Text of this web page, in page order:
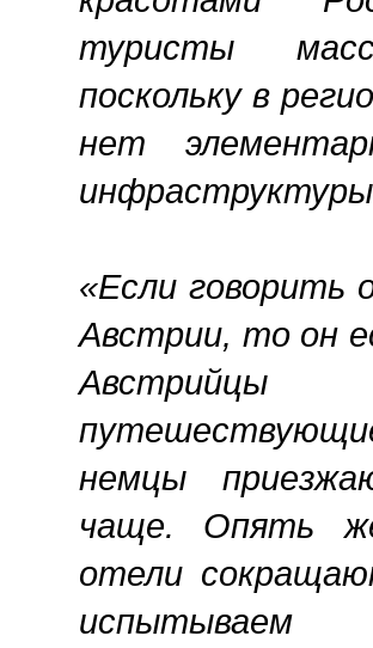
туристы
поскольку в
нет
«Если говорить
Австрии, то он
немцы
чаще. Опять
отели